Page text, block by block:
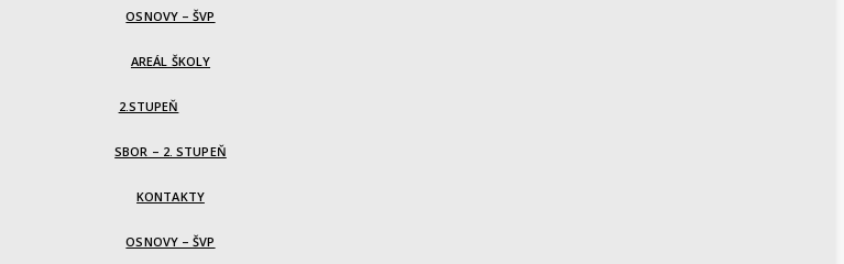
OSNOVY – ŠVP
AREÁL ŠKOLY
2.STUPEŇ
SBOR – 2. STUPEŇ
KONTAKTY
OSNOVY – ŠVP